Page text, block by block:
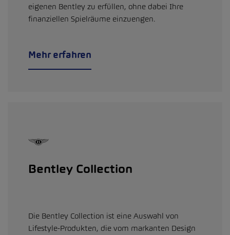
eigenen Bentley zu erfüllen, ohne dabei Ihre
finanziellen Spielräume einzuengen.
Mehr erfahren
Bentley Collection
Die Bentley Collection ist eine Auswahl von
Lifestyle-Produkten, die vom markanten Design